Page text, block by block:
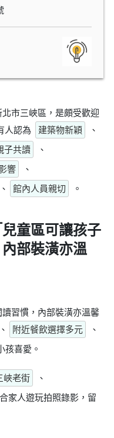
市三峽區，是頗受歡迎
人認為
建築物新穎
、
子共讀
、
響
、
、 館內人員親切 。
童區可讓孩子
部裝潢亦溫
習慣，內部裝潢亦溫馨
、 附近餐飲選擇多元
、
孩喜愛。
峽老街
、
家人遊玩拍照錄影，留